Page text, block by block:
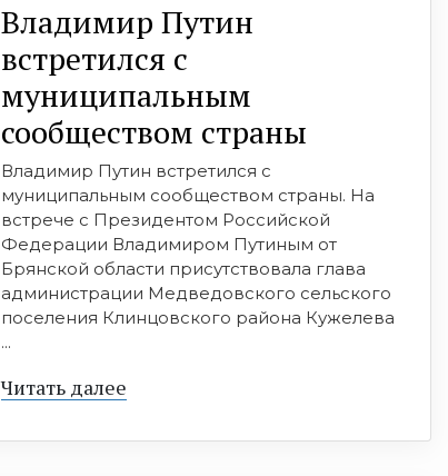
Владимир Путин
встретился с
муниципальным
сообществом страны
Владимир Путин встретился с
муниципальным сообществом страны. На
встрече с Президентом Российской
Федерации Владимиром Путиным от
Брянской области присутствовала глава
администрации Медведовского сельского
поселения Клинцовского района Кужелева
...
Читать далее